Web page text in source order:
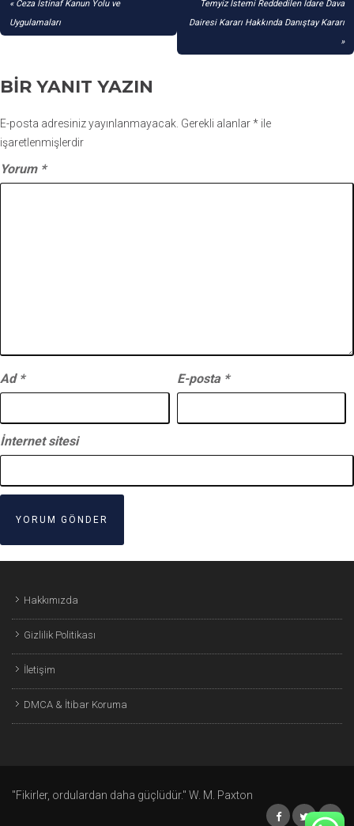
GEZINMESI
Ceza İstinaf Kanun Yolu ve
Uygulamaları
Temyiz İstemi Reddedilen İdare Dava
Dairesi Kararı Hakkında Danıştay Kararı
BIR YANIT YAZIN
E-posta adresiniz yayınlanmayacak. Gerekli alanlar* ile
işaretlenmişlerdir
Yorum *
Ad * E-posta *
İnternet sitesi
Hakkımızda
Gizlilik Politikası
İletişim
DMCA & İtibar Koruma
"Fikirler, ordulardan daha güçlüdür." W. M. Paxton